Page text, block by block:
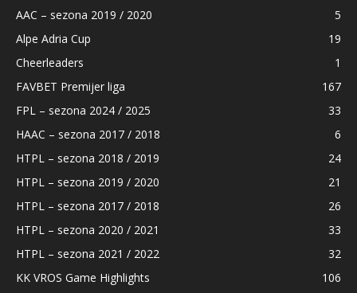
AAC – sezona 2019 / 2020
5
Alpe Adria Cup
19
Cheerleaders
1
FAVBET Premijer liga
167
FPL – sezona 2024 / 2025
33
HAAC – sezona 2017 / 2018
6
HTPL – sezona 2018 / 2019
24
HTPL – sezona 2019 / 2020
21
HTPL – sezona 2017 / 2018
26
HTPL – sezona 2020 / 2021
33
HTPL – sezona 2021 / 2022
32
KK VROS Game Highlights
106